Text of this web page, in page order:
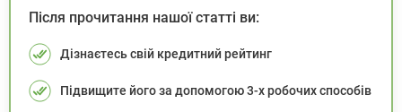
Після прочитання нашої статті ви:
Дізнаєтесь свій кредитний рейтинг
Підвищите його за допомогою 3-х робочих способів